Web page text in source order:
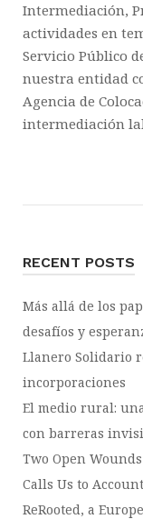
Intermediación,
actividades en
Servicio Público
nuestra entidad
Agencia de
intermediación
RECENT POSTS
Más allá de los
desafíos y
Llanero Solidario
incorporaciones
El medio rural:
con barreras
Two Open
Calls Us to Account
ReRooted, a